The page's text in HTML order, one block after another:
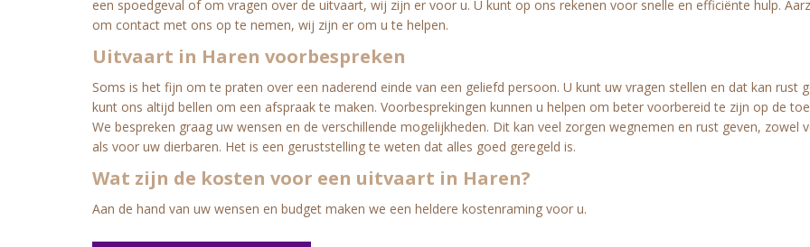
een spoedgeval of om vragen over de uitvaart, wij zijn er voor u. U kunt op ons rekenen voor snelle en efficiënte hulp.
om contact met ons op te nemen, wij zijn er om u te helpen.
Uitvaart in Haren voorbespreken
Soms is het fijn om te praten over een naderend einde van een geliefd persoon. U kunt uw vragen stellen en dat kan rust
kunt ons altijd bellen om een afspraak te maken. Voorbesprekingen kunnen u helpen om beter voorbereid te zijn op de
We bespreken graag uw wensen en de verschillende mogelijkheden. Dit kan veel zorgen wegnemen en rust geven, zowel
als voor uw dierbaren. Het is een geruststelling te weten dat alles goed geregeld is.
Wat zijn de kosten voor een uitvaart in Haren?
Aan de hand van uw wensen en budget maken we een heldere kostenraming voor u.